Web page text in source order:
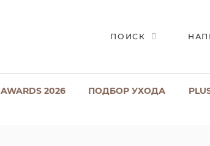
ПОИСК
AWARDS 2026 ПОДБОР УХОДА